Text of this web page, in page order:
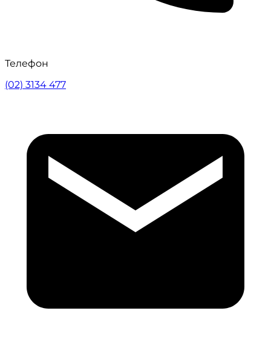
Телефон
(02) 3134 477